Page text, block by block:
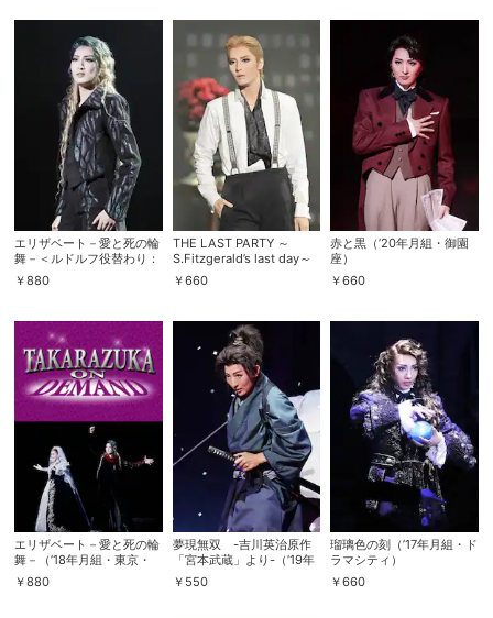
パスコード設定
求められるのでお子さまがいても安心で
す。
メルマガ
メルマガの配信停止、配信先のメールアド
レスの変更が可能です。
定額見放題解約
定額見放題コンテンツの解約はこちらから
可能です。
ログアウト
エリザベート－愛と死の輪
舞－＜ルドルフ役替わり：
風間柚乃＞（’18年月組・
宝塚）
￥880
THE LAST PARTY ～
S.Fitzgerald’s last day～
（’18年月組・ドラマシテ
ィ・千秋楽）
￥660
赤と黒（’20年月組・御園
座）
￥660
エリザベート－愛と死の輪
舞－（’18年月組・東京・
千秋楽）
￥880
夢現無双 -吉川英治原作
「宮本武蔵」より-（’19年
月組・宝塚・千秋楽）
￥ 550
瑠璃色の刻（’17年月組・ド
ラマシティ）
￥660